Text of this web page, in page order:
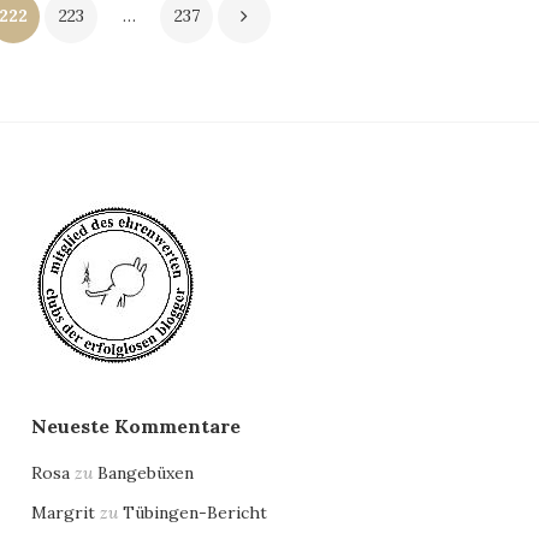
222 223 … 237
Neueste Kommentare
Rosa zuBangebüxen
Margrit zuTübingen-Bericht